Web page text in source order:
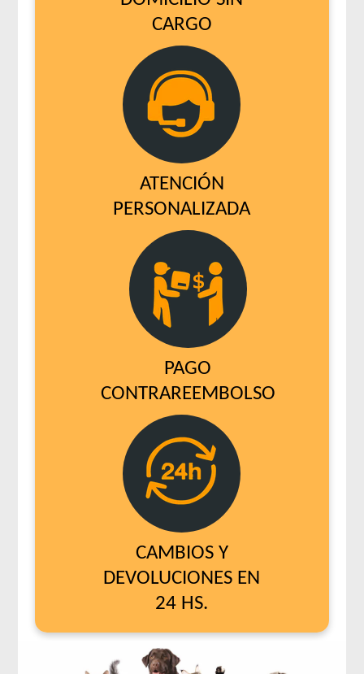
CARGO
ATENCIÓN
PERSONALIZADA
PAGO
CONTRAREEMBOLSO
CAMBIOS Y
DEVOLUCIONES EN
24 HS.